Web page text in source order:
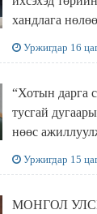
хандлага
Уржигдар 16
“Хотын дарга
тусгай
нөөс
Уржигдар 15
МОНГОЛ